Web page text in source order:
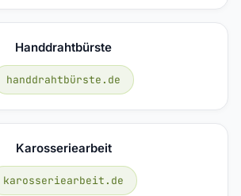
Handdrahtbürste
handdrahtbürste.de
Karosseriearbeit
karosseriearbeit.de